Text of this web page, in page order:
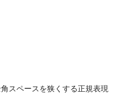
スペースを狭くする正規表現